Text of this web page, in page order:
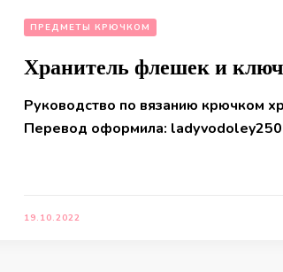
ПРЕДМЕТЫ КРЮЧКОМ
Хранитель флешек и
Руководство по вязанию крючком
Перевод оформила:
19.10.2022